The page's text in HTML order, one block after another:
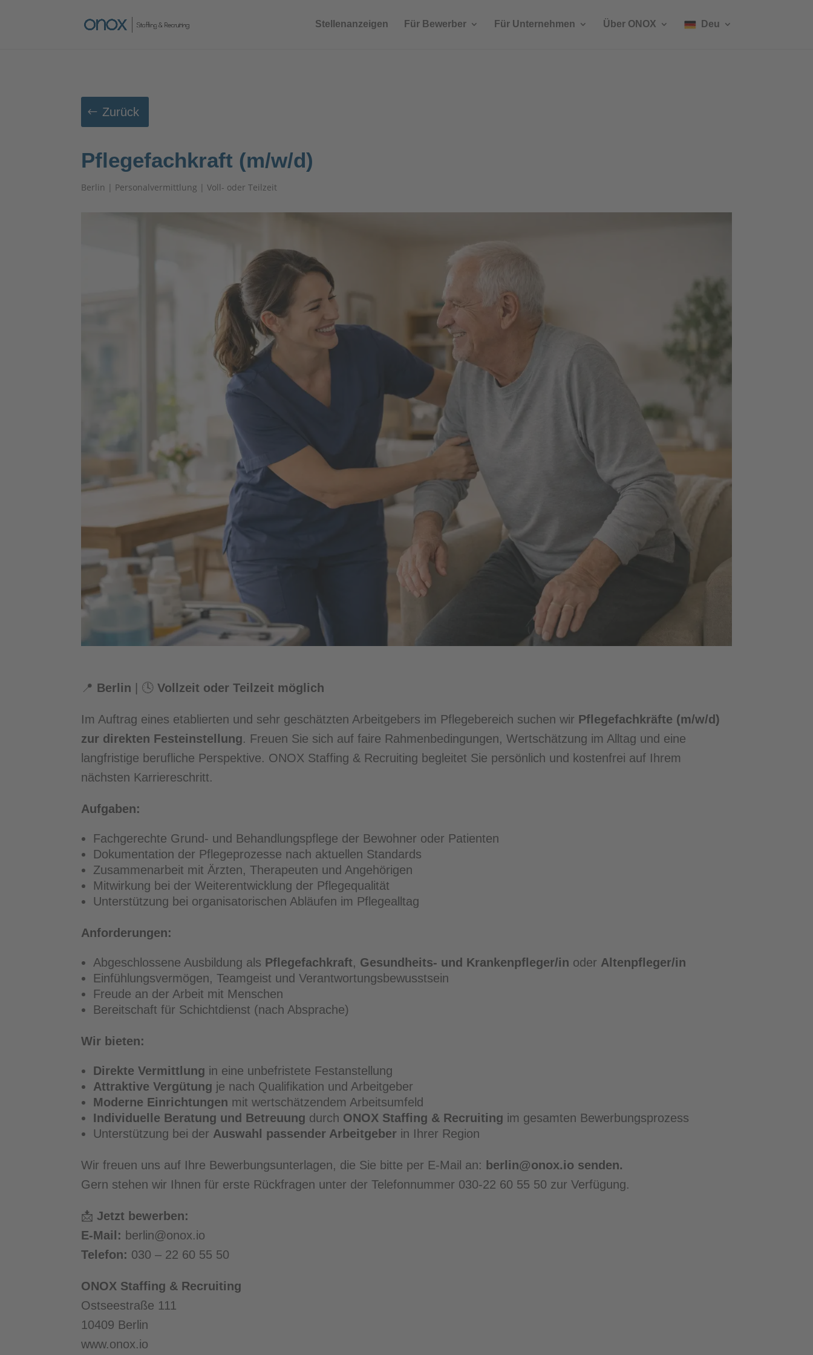
Stellenanzeigen Für Bewerber Für Unternehmen Über ONOX Deu
Zurück
Pflegefachkraft (m/w/d)
Berlin | Personalvermittlung | Voll- oder Teilzeit
📍 Berlin | 🕓Vollzeit oder Teilzeit möglich
Im Auftrag eines etablierten und sehr geschätzten Arbeitgebers im Pflegebereich suchen wir Pflegefachkräfte (m/w/d)
zur direkten Festeinstellung. Freuen Sie sich auf faire Rahmenbedingungen, Wertschätzung im Alltag und eine
langfristige berufliche Perspektive. ONOX Staffing & Recruiting begleitet Sie persönlich und kostenfrei auf Ihrem
nächsten Karriereschritt.
Aufgaben:
Fachgerechte Grund- und Behandlungspflege der Bewohner oder Patienten
Dokumentation der Pflegeprozesse nach aktuellen Standards
Zusammenarbeit mit Ärzten, Therapeuten und Angehörigen
Mitwirkung bei der Weiterentwicklung der Pflegequalität
Unterstützung bei organisatorischen Abläufen im Pflegealltag
Anforderungen:
Abgeschlossene Ausbildung als Pflegefachkraft, Gesundheits- und Krankenpfleger/in oder Altenpfleger/in
Einfühlungsvermögen, Teamgeist und Verantwortungsbewusstsein
Freude an der Arbeit mit Menschen
Bereitschaft für Schichtdienst (nach Absprache)
Wir bieten:
Direkte Vermittlung in eine unbefristete Festanstellung
Attraktive Vergütung je nach Qualifikation und Arbeitgeber
Moderne Einrichtungen mit wertschätzendem Arbeitsumfeld
Individuelle Beratung und Betreuung durch ONOX Staffing & Recruiting im gesamten Bewerbungsprozess
Unterstützung bei der Auswahl passender Arbeitgeber in Ihrer Region
Wir freuen uns auf Ihre Bewerbungsunterlagen, die Sie bitte per E-Mail an: berlin@onox.io senden.
Gern stehen wir Ihnen für erste Rückfragen unter der Telefonnummer 030-22 60 55 50 zur Verfügung.
📩 Jetzt bewerben:
E-Mail: berlin@onox.io
Telefon: 030 – 22 60 55 50
ONOX Staffing & Recruiting
Ostseestraße 111
10409 Berlin
www.onox.io